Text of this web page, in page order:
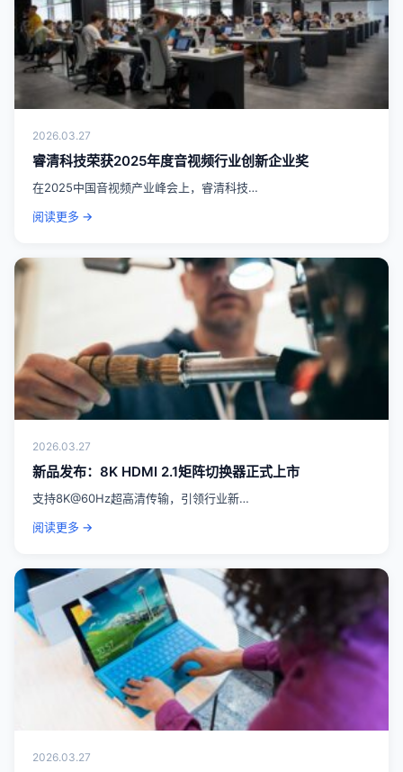
2026.03.27
睿清科技荣获2025年度音视频行业创新企业奖
在2025中国音视频产业峰会上，睿清科技…
阅读更多 →
2026.03.27
新品发布：8K HDMI 2.1矩阵切换器正式上市
支持8K@60Hz超高清传输，引领行业新…
阅读更多 →
2026.03.27